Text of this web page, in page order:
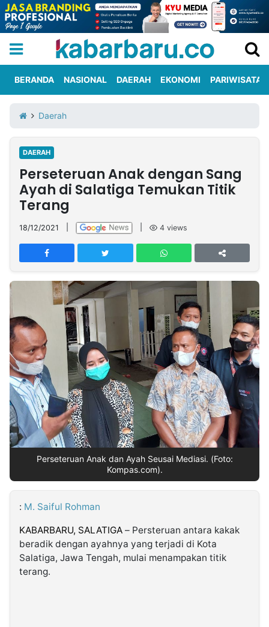
Iklan
Berita
Kami
Nasional
International
Olahraga
Entertainment
Daerah
Pariwisata
Kuliner
Kolom
Network
PT
TREETAN
INDONESIA
Partner
Insight
NTB
Suara
Time
Lens
IDN
Daily
Jogja
Jalan
Rakyat
Idealita
News
Kita
Notice
Radar
Baru
Seedbacklink
Follow
Kabarbaru
Kabarbaru.co
BERANDA NASIONAL DAERAH EKONOMI PARIWISATA
Daerah
DAERAH
Perseteruan Anak dengan Sang
Ayah di Salatiga Temukan Titik
Terang
18/12/2021 4 views
Perseteruan Anak dan Ayah Seusai Mediasi. (Foto:
Kompas.com).
: M. Saiful Rohman
KABARBARU, SALATIGA – Persteruan antara kakak
beradik dengan ayahnya yang terjadi di Kota
Salatiga, Jawa Tengah, mulai menampakan titik
terang.